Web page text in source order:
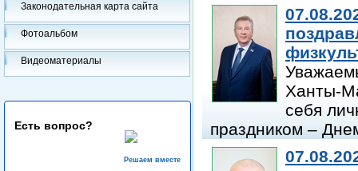
Законодательная карта сайта
Фотоальбом
Видеоматериалы
Есть вопрос?
Решаем вместе
Ханты-
себя
праздником –